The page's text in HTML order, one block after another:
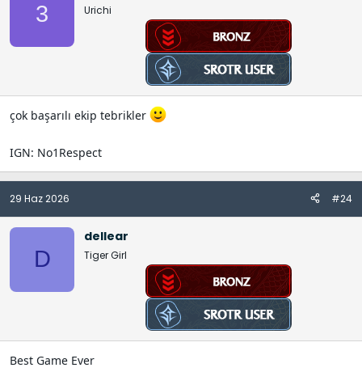
3 Urichi
çok başarılı ekip tebrikler
IGN: No1Respect
29 Haz 2026 #24
D
dellear
Tiger Girl
Best Game Ever